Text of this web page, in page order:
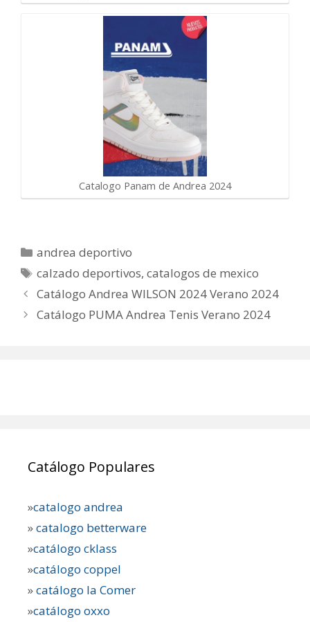
Catalogo Panam de Andrea 2024
Categorías
andrea deportivo
Etiquetas
calzado deportivos,catalogos de mexico
Catálogo Andrea WILSON 2024 Verano 2024
Catálogo PUMA Andrea Tenis Verano 2024
Catálogo Populares
»catalogo andrea
»catalogo betterware
»catálogo cklass
»catálogo coppel
»catálogo la Comer
»catálogo oxxo